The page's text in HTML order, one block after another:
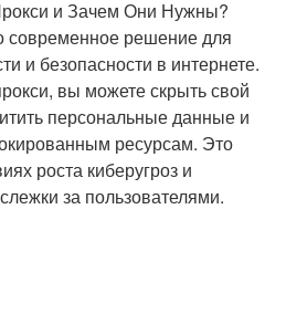
и Зачем Они Нужны?
современное решение для
и безопасности в интернете.
вы можете скрыть свой
персональные данные и
ресурсам. Это
роста киберугроз и
за пользователями.